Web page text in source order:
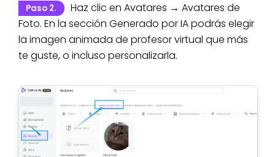
Paso 2.
Haz clic en Avatares → Avatares de
Foto. En la sección Generado por IA podrás elegir
la imagen animada de profesor virtual que más
te guste, o incluso personalizarla.